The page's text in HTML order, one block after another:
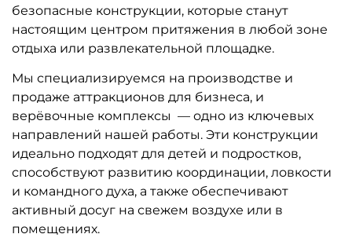
безопасные конструкции, которые станут
настоящим центром притяжения в любой зоне
отдыха или развлекательной площадке.
Мы специализируемся на производстве и
продаже аттракционов для бизнеса, и
верёвочные комплексы — одно из ключевых
направлений нашей работы. Эти конструкции
идеально подходят для детей и подростков,
способствуют развитию координации, ловкости
и командного духа, а также обеспечивают
активный досуг на свежем воздухе или в
помещениях.